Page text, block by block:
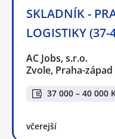
SKLADNÍK -
LOGISTIKY (37-
AC Jobs, s.r.o.
Zvole, Praha-západ
37 000 – 40 000
včerejší